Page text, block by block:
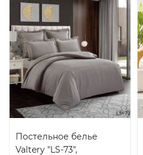
Постельное белье
Valtery "LS-73",